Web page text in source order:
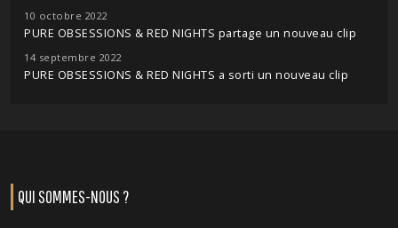
10 octobre 2022
PURE OBSESSIONS & RED NIGHTS partage un nouveau clip
14 septembre 2022
PURE OBSESSIONS & RED NIGHTS a sorti un nouveau clip
QUI SOMMES-NOUS ?